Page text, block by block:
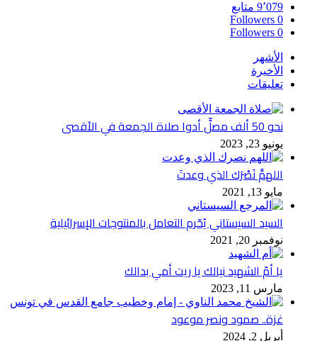
9٬079 متابع
0
Followers
0
Followers
الأشهر
الأخيرة
تعليقات
نحو 50 ألف مصلٍّ أدوا صلاة الجمعة في الأقصى
يونيو 23, 2023
اللهمَّ نَصْرَك الذي وعدتَ
مايو 13, 2021
السيد السيستاني يُحّرم التعامل بالمنتوجات الإسرائيلية
نوفمبر 20, 2021
يا أمّ الشهيد نيالك يا ريت أمي بدالك
مارس 11, 2023
غزة.. صمود ونصر موعود
أبريل 2, 2024